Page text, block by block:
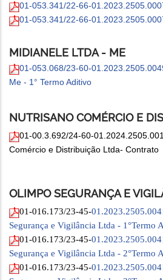
01-053.341/22-66-
01-053.341/22-66-
MIDIANELE LTDA - ME
01-053.068/23-60-
Me - 1° Termo Aditivo
NUTRISANO COMÉRCIO E
01-00.3.692/24-60-
Comércio e Distribuição Ltda- Contrato
OLIMPO SEGURANÇA E
01-016.173/23-45-
Segurança e Vigilância Ltda - 1°Termo
01-016.173/23-45-
Segurança e Vigilância Ltda - 2°Termo
01-016.173/23-45-